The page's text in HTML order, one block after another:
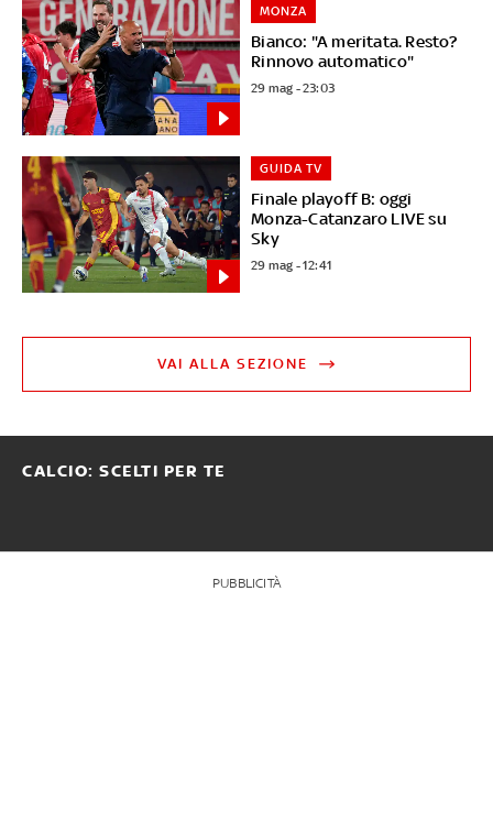
Bianco: "A meritata. Resto?
Rinnovo automatico"
MONZA
29 mag - 23:03
Finale playoff B: oggi
Monza-Catanzaro LIVE su
Sky
GUIDA TV
29 mag - 12:41
VAI ALLA SEZIONE
CALCIO: SCELTI PER TE
PUBBLICITÀ